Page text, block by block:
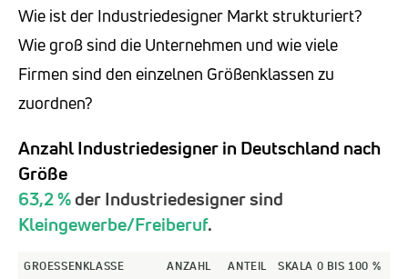
Wie ist der Industriedesigner Markt strukturiert?
Wie groß sind die Unternehmen und wie viele
Firmen sind den einzelnen Größenklassen zu
zuordnen?
Anzahl Industriedesigner in Deutschland nach
Größe
63,2 %der Industriedesigner sind
Kleingewerbe/Freiberuf.
GROESSENKLASSE ANZAHL ANTEIL SKALA 0 BIS 100 %